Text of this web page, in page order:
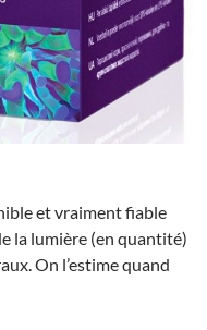
et vraiment fiable
la lumière (en quantité)
On l’estime quand